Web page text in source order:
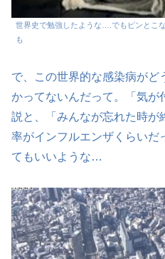
世界史で勉強したような….でもピンとこ
も
で、この世界的な感染病がど
かってないんだって。「気が
説と、「みんなが忘れた時が
率がインフルエンザくらいだ
てもいいような…